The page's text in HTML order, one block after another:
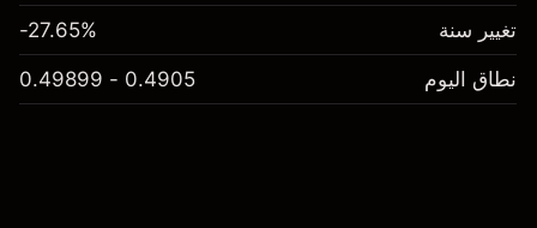
تغيير سنة -27.65%
نطاق اليوم 0.4905 - 0.49899